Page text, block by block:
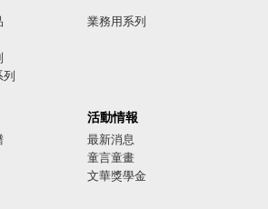
業務用系列
活動情報
最新消息
童言童畫
文華獎學金